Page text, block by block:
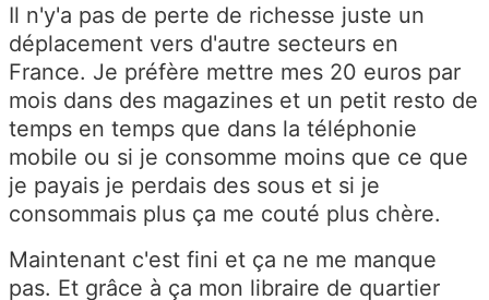
Il n'y'a pas de perte de richesse juste un
déplacement vers d'autre secteurs en
France. Je préfère mettre mes 20 euros par
mois dans des magazines et un petit resto de
temps en temps que dans la téléphonie
mobile ou si je consomme moins que ce que
je payais je perdais des sous et si je
consommais plus ça me couté plus chère.
Maintenant c'est fini et ça ne me manque
pas. Et grâce à ça mon libraire de quartier